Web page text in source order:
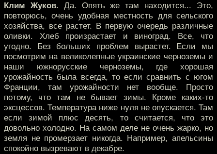
Клим Жуков. Да. Опять же там находится... Это,
повторюсь, очень удобная местность для сельского
хозяйства, все растет. В первую очередь различные
оливки. Хлеб произрастает и виноград. Все, что
угодно. Без больших проблем вырастет. Если мы
посмотрим на великолепные украинские черноземы и
наши южнорусские черноземы, где хорошая
урожайность была всегда, то если сравнить с югом
Франции, там урожайности нет вообще. Просто
потому, что там не бывает зимы. Кроме каких-то
эксцессов. Температура ниже нуля не опускается. Там
если зимой плюс десять, то считается, что это
довольно холодно. На самом деле не очень жарко, но
земля не промерзает никогда. Например, апельсины
спокойно вызревают в декабре.